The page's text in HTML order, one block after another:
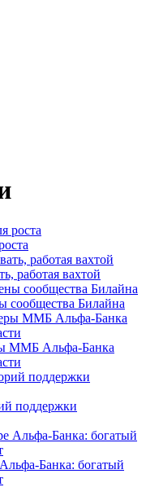
работая вахтой
сообщества Билайна
ММБ Альфа-Банка
поддержки
Банка: богатый